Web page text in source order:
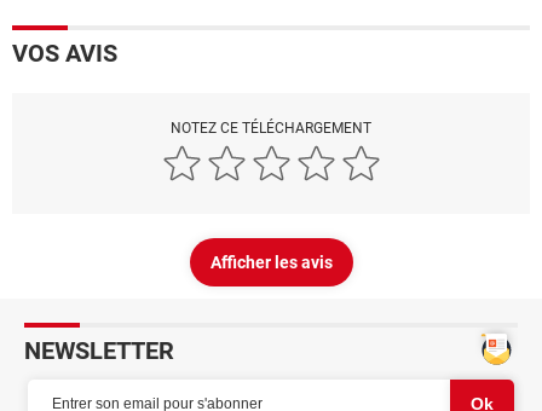
VOS AVIS
NOTEZ CE TÉLÉCHARGEMENT
Afficher les avis
NEWSLETTER